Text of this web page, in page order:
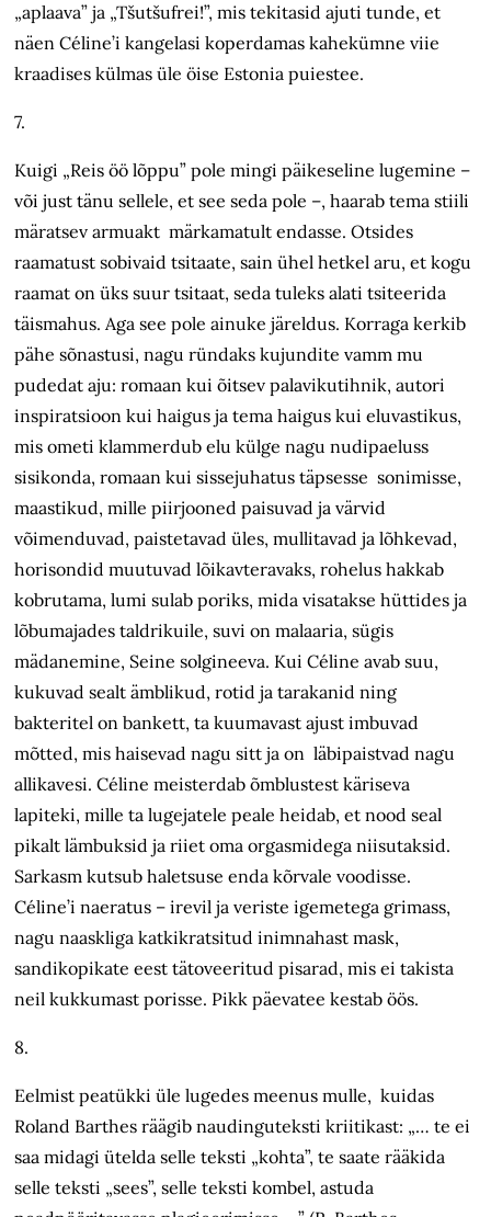
„aplaava” ja „Tšutšufrei!”, mis tekitasid ajuti tunde, et
näen Céline’i kangelasi koperdamas kahekümne viie
kraadises külmas üle öise Estonia puiestee.
7.
Kuigi „Reis öö lõppu” pole mingi päikeseline lugemine –
või just tänu sellele, et see seda pole –, haarab tema stiili
märatsev armuakt märkamatult endasse. Otsides
raamatust sobivaid tsitaate, sain ühel hetkel aru, et kogu
raamat on üks suur tsitaat, seda tuleks alati tsiteerida
täismahus. Aga see pole ainuke järeldus. Korraga kerkib
pähe sõnastusi, nagu ründaks kujundite vamm mu
pudedat aju: romaan kui õitsev palavikutihnik, autori
inspiratsioon kui haigus ja tema haigus kui eluvastikus,
mis ometi klammerdub elu külge nagu nudipaeluss
sisikonda, romaan kui sissejuhatus täpsesse sonimisse,
maastikud, mille piirjooned paisuvad ja värvid
võimenduvad, paistetavad üles, mullitavad ja lõhkevad,
horisondid muutuvad lõikavteravaks, rohelus hakkab
kobrutama, lumi sulab poriks, mida visatakse hüttides ja
lõbumajades taldrikuile, suvi on malaaria, sügis
mädanemine, Seine solgineeva. Kui Céline avab suu,
kukuvad sealt ämblikud, rotid ja tarakanid ning
bakteritel on bankett, ta kuumavast ajust imbuvad
mõtted, mis haisevad nagu sitt ja on läbipaistvad nagu
allikavesi. Céline meisterdab õmblustest käriseva
lapiteki, mille ta lugejatele peale heidab, et nood seal
pikalt lämbuksid ja riiet oma orgasmidega niisutaksid.
Sarkasm kutsub haletsuse enda kõrvale voodisse.
Céline’i naeratus – irevil ja veriste igemetega grimass,
nagu naaskliga katkikratsitud inimnahast mask,
sandikopikate eest tätoveeritud pisarad, mis ei takista
neil kukkumast porisse. Pikk päevatee kestab öös.
8.
Eelmist peatükki üle lugedes meenus mulle, kuidas
Roland Barthes räägib naudinguteksti kriitikast: „… te ei
saa midagi ütelda selle teksti „kohta”, te saate rääkida
selle teksti „sees”, selle teksti kombel, astuda